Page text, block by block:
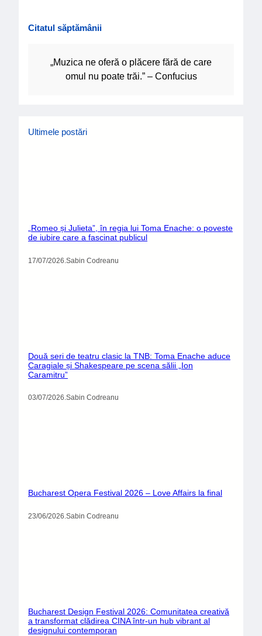
Citatul săptămânii
„Muzica ne oferă o plăcere fără de care
omul nu poate trăi.” – Confucius
Ultimele postări
„Romeo și Julieta”, în regia lui Toma Enache: o poveste
de iubire care a fascinat publicul
17/07/2026 Sabin Codreanu
Două seri de teatru clasic la TNB: Toma Enache aduce
Caragiale și Shakespeare pe scena sălii „Ion
Caramitru”
03/07/2026.Sabin Codreanu
Bucharest Opera Festival 2026 – Love Affairs la final
23/06/2026.Sabin Codreanu
Bucharest Design Festival 2026: Comunitatea creativă
a transformat clădirea CINA într-un hub vibrant al
designului contemporan